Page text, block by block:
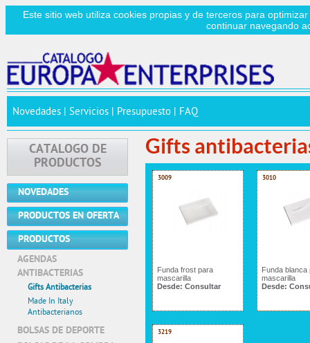
Este sitio web utiliza cookies propias y de terceros para
continuar navegando
Novedades Servicios Presupuesto FAQ
Gifts
3009
Funda frost para
mascarilla
Desde: Consultar
3010
Funda blanca
mascarilla
Desde:
3219
CATALOGO DE
PRODUCTOS
NOVEDADES
PRODUCTOS EN OFERTA
PRODUCTOS
AGENDAS
ANTIBACTERIAS
Gifts Antibacterias
Made In Italy
Antibacterianos
BOLSAS DE DEPORTE